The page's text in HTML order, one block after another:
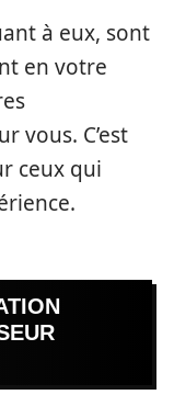
à eux, sont
en votre
vous. C’est
ceux qui